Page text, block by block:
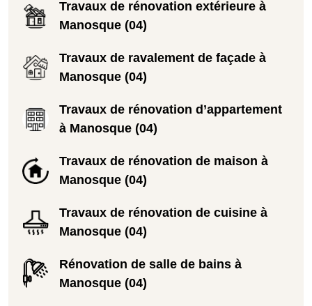
Travaux de rénovation extérieure à
Manosque (04)
Travaux de ravalement de façade à
Manosque (04)
Travaux de rénovation d’appartement
à Manosque (04)
Travaux de rénovation de maison à
Manosque (04)
Travaux de rénovation de cuisine à
Manosque (04)
Rénovation de salle de bains à
Manosque (04)